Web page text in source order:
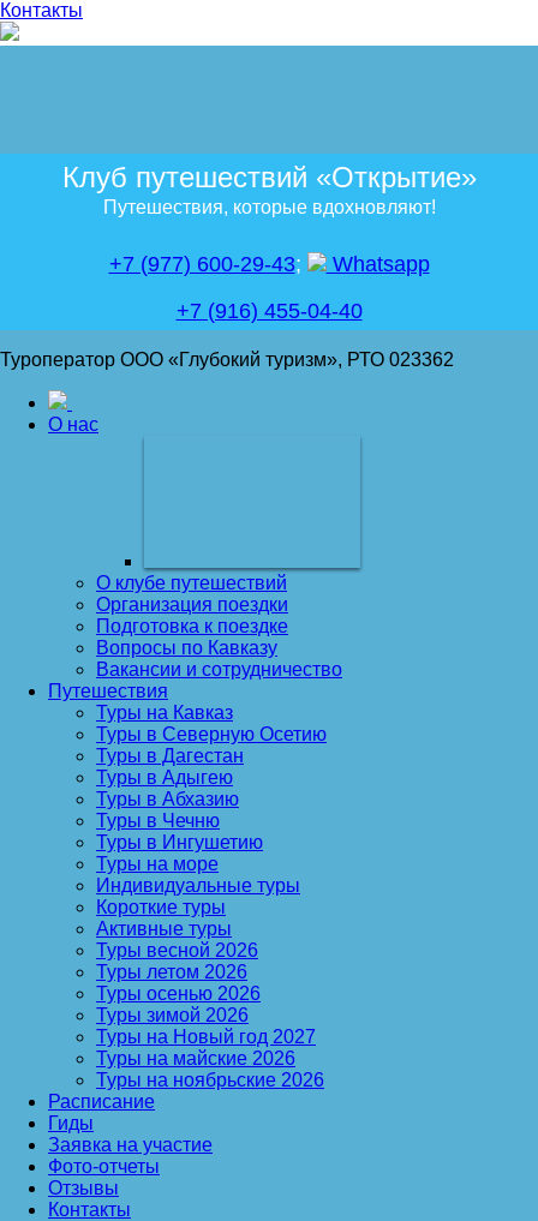
Контакты
Клуб путешествий «Открытие»
Путешествия, которые вдохновляют!
+7 (977) 600-29-43;
Whatsapp
+7 (916) 455-04-40
Туроператор ООО «Глубокий туризм», РТО 023362
О нас
О клубе путешествий
Организация поездки
Подготовка к поездке
Вопросы по Кавказу
Вакансии и сотрудничество
Путешествия
Туры на Кавказ
Туры в Северную Осетию
Туры в Дагестан
Туры в Адыгею
Туры в Абхазию
Туры в Чечню
Туры в Ингушетию
Туры на море
Индивидуальные туры
Короткие туры
Активные туры
Туры весной 2026
Туры летом 2026
Туры осенью 2026
Туры зимой 2026
Туры на Новый год 2027
Туры на майские 2026
Туры на ноябрьские 2026
Расписание
Гиды
Заявка на участие
Фото-отчеты
Отзывы
Контакты